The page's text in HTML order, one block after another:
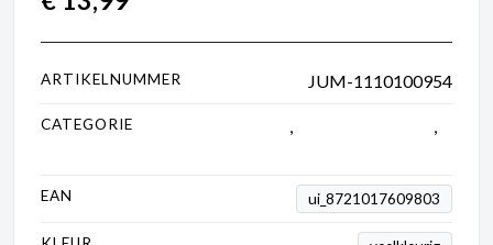
ARTIKELNUMMER JUM-1110100954
CATEGORIE ,
,
EAN ui_8721017609803